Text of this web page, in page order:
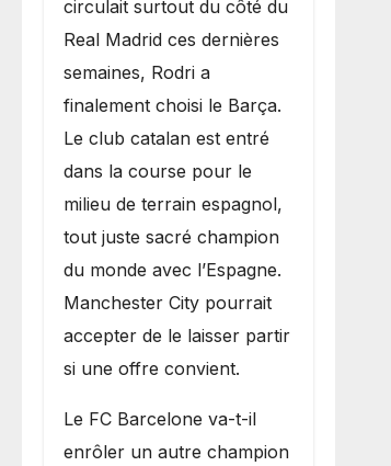
grand bruit sur
le marché des
transferts.
circulait surtout du côté du
Real Madrid ces dernières
semaines, Rodri a
finalement choisi le Barça.
Le club catalan est entré
dans la course pour le
milieu de terrain espagnol,
tout juste sacré champion
du monde avec l’Espagne.
Manchester City pourrait
accepter de le laisser partir
si une offre convient.
​Le FC Barcelone va-t-il
enrôler un autre champion